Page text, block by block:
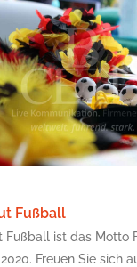
Fußball
Fußball ist das Motto
Freuen Sie sich